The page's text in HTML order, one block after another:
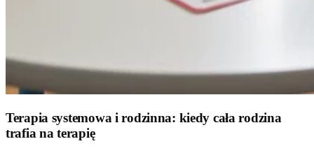
Terapia systemowa i rodzinna: kiedy cała rodzina
trafia na terapię